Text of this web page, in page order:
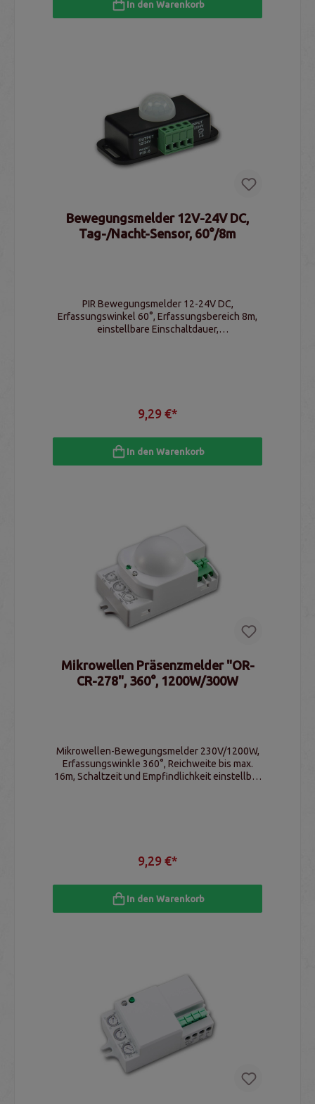
In den Warenkorb
Bewegungsmelder 12V-24V DC,
Tag-/Nacht-Sensor, 60°/8m
PIR Bewegungsmelder 12-24V DC,
Erfassungswinkel 60°, Erfassungsbereich 8m,
einstellbare Einschaltdauer,
9,29 €*
In den Warenkorb
Mikrowellen Präsenzmelder "OR-
CR-278", 360°, 1200W/300W
Mikrowellen-Bewegungsmelder 230V/1200W,
Erfassungswinkle 360°, Reichweite bis max.
16m, Schaltzeit und Empfindlichkeit einstellbar,
9,29 €*
In den Warenkorb